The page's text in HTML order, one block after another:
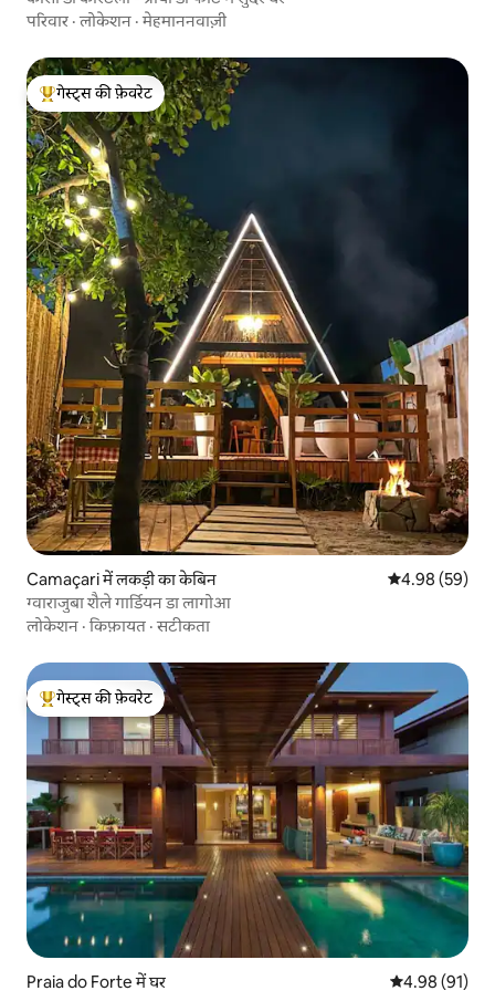
परिवार ·लोकेशन ·मेहमाननवाज़ी
गेस्ट्स का टॉप फ़ेवरेट
गेस्ट्स की फ़ेवरेट
Camaçari में लकड़ी का केबिन औसत रेटिंग 5 में
4.98 (59)
ग्वाराजुबा शैले गार्डियन डा लागोआ
लोकेशन ·किफ़ायत ·सटीकता
गेस्ट्स का टॉप फ़ेवरेट
गेस्ट्स की फ़ेवरेट
Praia do Forte में घर औसत रेटिंग 5 में
4.98 (91)